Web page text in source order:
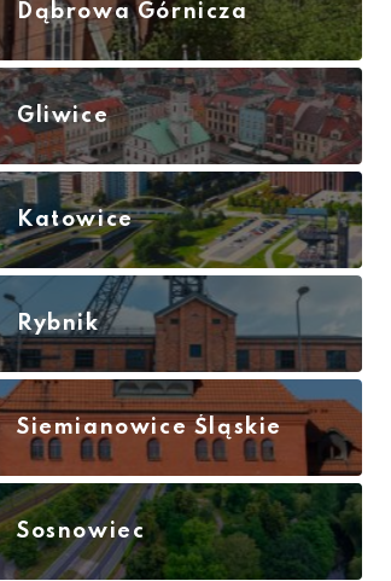
Dąbrowa Górnicza
Gliwice
Katowice
Rybnik
Siemianowice Śląskie
Sosnowiec